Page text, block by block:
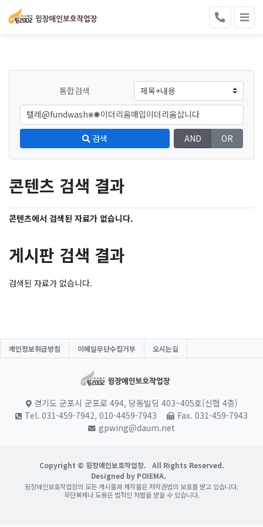
통합검색
검색 AND OR
콘텐츠 검색 결과
콘텐츠에서 검색된 자료가 없습니다.
게시판 검색 결과
검색된 자료가 없습니다.
개인정보취급방침 이메일무단수집거부 오시는길
경기도 군포시 군포로 494, 당동빌딩 403~405호(신협 4층)
Tel. 031-459-7942, 010-4459-7943
Fax. 031-459-7943
gpwing@daum.net
Copyright © 윙장애인보호작업장.
All Rights Reserved.
Designed by POIEMA.
윙장애인보호작업장의 모든 게시물과 제작물은 저작권법의 보호를 받고 있습니다.
무단복제나 도용은 법적인 처벌을 받을 수 있습니다.